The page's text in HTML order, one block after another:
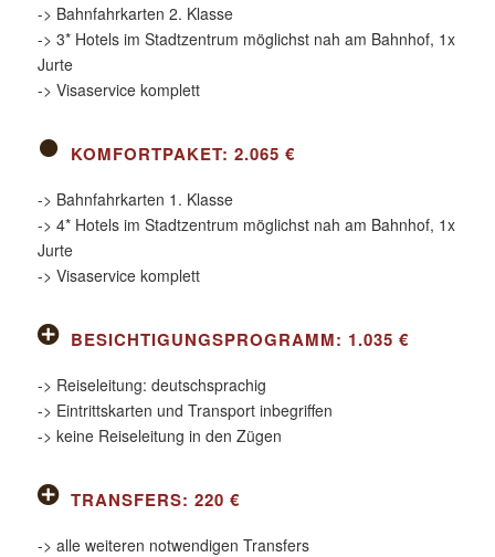
-> Bahnfahrkarten 2. Klasse
-> 3* Hotels im Stadtzentrum möglichst nah am Bahnhof, 1x
Jurte
-> Visaservice komplett
KOMFORTPAKET: 2.065 €
-> Bahnfahrkarten 1. Klasse
-> 4* Hotels im Stadtzentrum möglichst nah am Bahnhof, 1x
Jurte
-> Visaservice komplett
BESICHTIGUNGSPROGRAMM: 1.035 €
-> Reiseleitung: deutschsprachig
-> Eintrittskarten und Transport inbegriffen
-> keine Reiseleitung in den Zügen
TRANSFERS: 220 €
-> alle weiteren notwendigen Transfers